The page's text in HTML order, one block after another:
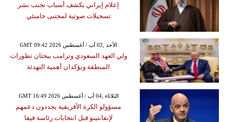
إعلام إيراني يكشف أسباب تجنب نشر
تسجيلات صوتية لمجتبى خامنئي
GMT 09:42 2026 الأحد ,02 آب / أغسطس
ولي العهد السعودي وترامب يبحثان تطورات
المنطقة ويؤكدان أهمية التهدئة
GMT 16:49 2026 الثلاثاء ,04 آب / أغسطس
مسؤولو الكرة الأفريقية يجددون دعمهم
لإنفانتينو قبل انتخابات رئاسة فيفا